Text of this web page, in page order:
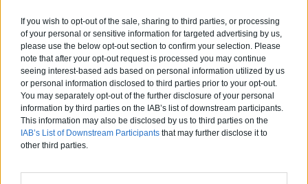
If you wish to opt-out of the sale, sharing to third parties, or processing
of your personal or sensitive information for targeted advertising by us,
please use the below opt-out section to confirm your selection. Please
note that after your opt-out request is processed you may continue
seeing interest-based ads based on personal information utilized by us
or personal information disclosed to third parties prior to your opt-out.
You may separately opt-out of the further disclosure of your personal
information by third parties on the IAB’s list of downstream participants.
This information may also be disclosed by us to third parties on the
IAB’s List of Downstream Participants that may further disclose it to
other third parties.
Labels et certifications : RGE
Partenaire
NEW BUILDING
Activités :Salle de bain, Couverture tuiles / petits éléments, Isolation thermique des murs intérieurs, Alarme, Isolation des combles aménageables, Traitement de l'eau, Décrassage / Démoussage de toiture, Cheminée, Terrassement, Plancher chauffant